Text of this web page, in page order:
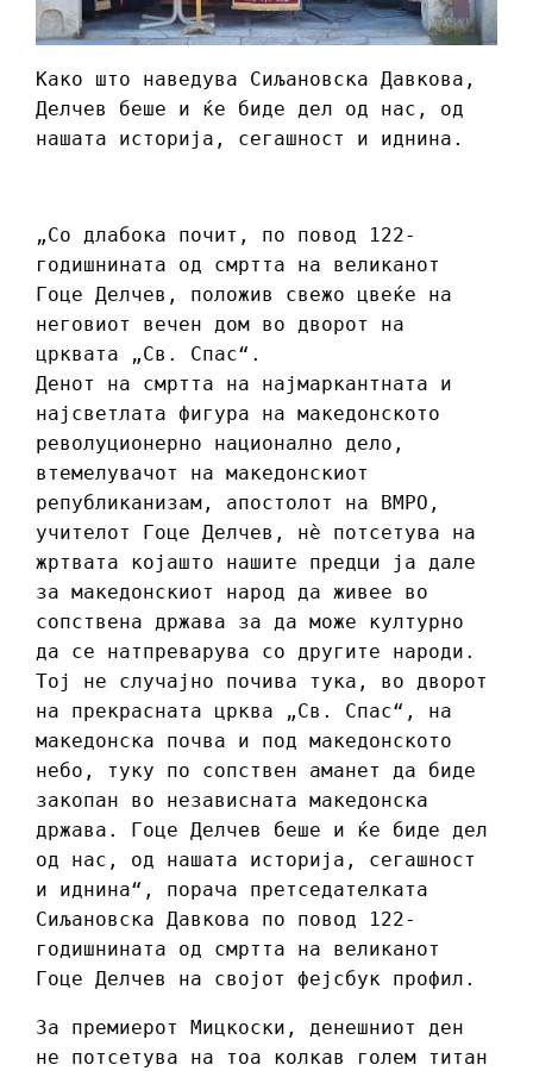
Како што наведува Сиљановска Давкова,
Делчев беше и ќе биде дел од нас, од
нашата историја, сегашност и иднина.
„Со длабока почит, по повод 122-
годишнината од смртта на великанот
Гоце Делчев, положив свежо цвеќе на
неговиот вечен дом во дворот на
црквата „Св. Спас“.
Денот на смртта на најмаркантната и
најсветлата фигура на македонското
револуционерно национално дело,
втемелувачот на македонскиот
републиканизам, апостолот на ВМРО,
учителот Гоце Делчев, нè потсетува на
жртвата којашто нашите предци ја дале
за македонскиот народ да живее во
сопствена држава за да може културно
да се натпреварува со другите народи.
Тој не случајно почива тука, во дворот
на прекрасната црква „Св. Спас“, на
македонска почва и под македонското
небо, туку по сопствен аманет да биде
закопан во независната македонска
држава. Гоце Делчев беше и ќе биде дел
од нас, од нашата историја, сегашност
и иднина“, порача претседателката
Сиљановска Давкова по повод 122-
годишнината од смртта на великанот
Гоце Делчев на својот фејсбук профил.
За премиерот Мицкоски, денешниот ден
не потсетува на тоа колкав голем титан